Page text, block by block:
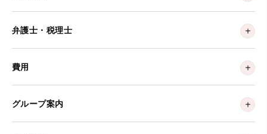
弁護士・税理士
費用
グループ案内